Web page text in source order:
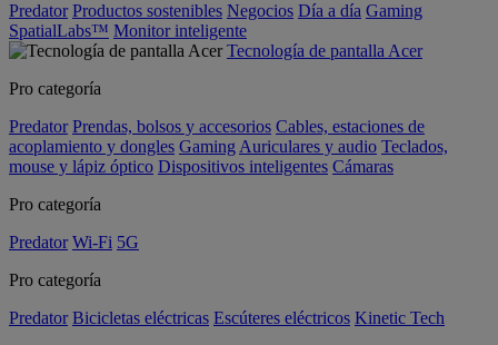
Predator Productos sostenibles Negocios Día a día Gaming
SpatialLabs™ Monitor inteligente
Tecnología de pantalla Acer
Pro categoría
Predator Prendas, bolsos y accesorios Cables, estaciones de
acoplamiento y dongles Gaming Auriculares y audio Teclados,
mouse y lápiz óptico Dispositivos inteligentes Cámaras
Pro categoría
Predator Wi-Fi 5G
Pro categoría
Predator Bicicletas eléctricas Escúteres eléctricos Kinetic Tech